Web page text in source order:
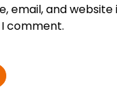
email, and
comment.